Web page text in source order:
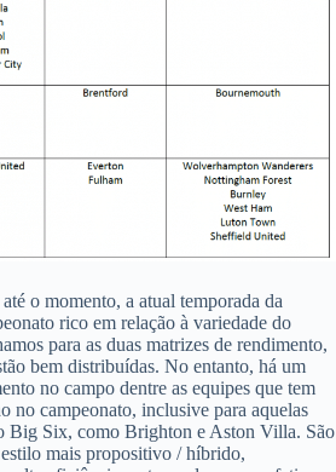
o momento, a atual temporada da
rico em relação à variedade do
para as duas matrizes de rendimento,
bem distribuídas. No entanto, há um
no campo dentre as equipes que tem
no campeonato, inclusive para aquelas
Big Six, como Brighton e Aston Villa. São
mais propositivo / híbrido,